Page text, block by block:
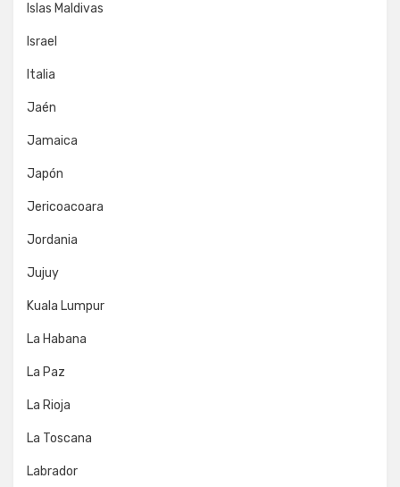
Islas Maldivas
Israel
Italia
Jaén
Jamaica
Japón
Jericoacoara
Jordania
Jujuy
Kuala Lumpur
La Habana
La Paz
La Rioja
La Toscana
Labrador